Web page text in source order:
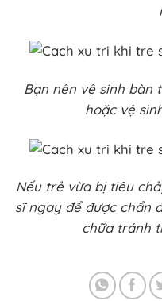
Bạn nên vệ sinh bàn
hoặc vệ
Nếu trẻ vừa bị tiêu
sĩ ngay để được chẩn
chữa tránh